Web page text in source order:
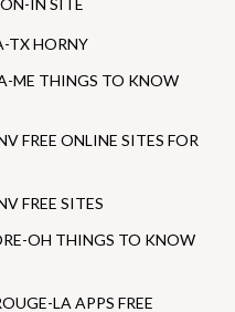
IN SITE
TX HORNY
ME THINGS TO KNOW
FREE ONLINE SITES FOR
FREE SITES
OH THINGS TO KNOW
LA APPS FREE